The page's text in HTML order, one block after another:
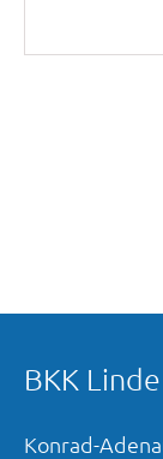
BKK Linde
Konrad-